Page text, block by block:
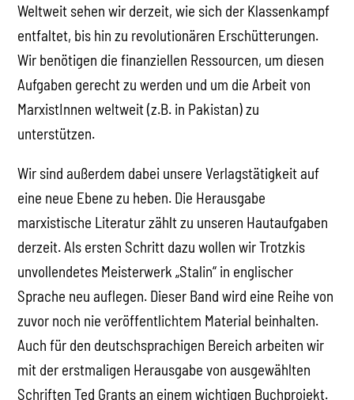
Weltweit sehen wir derzeit, wie sich der Klassenkampf
entfaltet, bis hin zu revolutionären Erschütterungen.
Wir benötigen die finanziellen Ressourcen, um diesen
Aufgaben gerecht zu werden und um die Arbeit von
MarxistInnen weltweit (z.B. in Pakistan) zu
unterstützen.
Wir sind außerdem dabei unsere Verlagstätigkeit auf
eine neue Ebene zu heben. Die Herausgabe
marxistische Literatur zählt zu unseren Hautaufgaben
derzeit. Als ersten Schritt dazu wollen wir Trotzkis
unvollendetes Meisterwerk „Stalin“ in englischer
Sprache neu auflegen. Dieser Band wird eine Reihe von
zuvor noch nie veröffentlichtem Material beinhalten.
Auch für den deutschsprachigen Bereich arbeiten wir
mit der erstmaligen Herausgabe von ausgewählten
Schriften Ted Grants an einem wichtigen Buchprojekt.